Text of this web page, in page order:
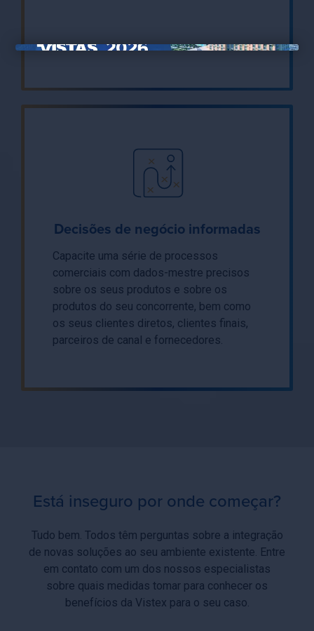
Decisões de negócio informadas
Capacite uma série de processos
comerciais com dados-mestre precisos
sobre os seus produtos e sobre os
produtos do seu concorrente, bem como
os seus clientes diretos, clientes finais,
parceiros de canal e fornecedores.
Está inseguro por onde começar?
Tudo bem. Todos têm perguntas sobre a integração
de novas soluções ao seu ambiente existente. Entre
em contato com um dos nossos especialistas
sobre quais medidas tomar para conhecer os
benefícios da Vistex para o seu caso.